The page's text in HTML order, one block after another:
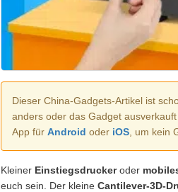
Dieser China-Gadgets-Artikel ist
anders oder das Gadget ausverkauft
App für Android oder iOS , um kein
Kleiner Einstiegsdruckeroder
euch sein. Der kleine Cantilever-3D-